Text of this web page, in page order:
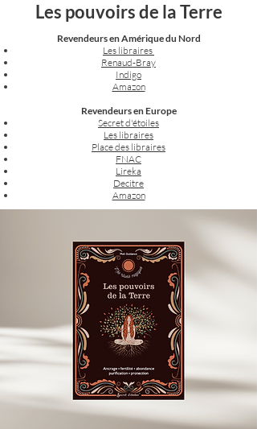
Les pouvoirs de la Terre
Revendeurs en Amérique du Nord
Les libraires
Renaud-Bray
Indigo
Amazon
Revendeurs en Europe
Secret d'étoiles
Les libraires
Place des libraires
FNAC
Lireka
Decitre
Amazon